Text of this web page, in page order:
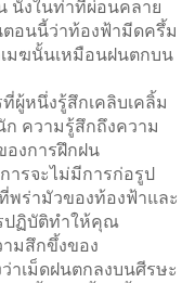
นั่งในท่าที่ผ่อนคลาย
อนนี้ว่าท้องฟ้ามีดครึ้ม
มฆนั้นเหมือนฝนตกบน
ผู้หนึ่งรู้สึกเคลิบเคลิ้ม
ความรู้สึกถึงความ
องการฝึกฝน
ารจะไม่มีการก่อรูป
พร่ามัวของท้องฟ้าและ
ปฏิบัติทำให้คุณ
มสึกขึ้งของ
าเม็ดฝนตกลงบนศีรษะ